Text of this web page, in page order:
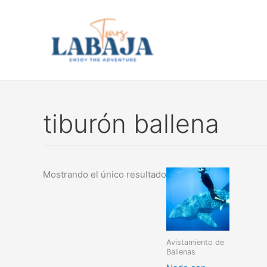
tiburón ballena
Mostrando el único resultado
Avistamiento de
Ballenas